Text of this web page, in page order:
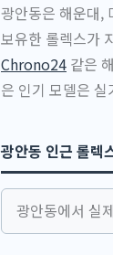
광안동은 해운대,
보유한 롤렉스가
Chrono24 같은
은 인기 모델은
광안동 인근 롤렉
광안동에서 실